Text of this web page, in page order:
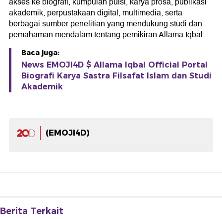
akademik, perpustakaan digital, multimedia, serta
berbagai sumber penelitian yang mendukung studi dan
pemahaman mendalam tentang pemikiran Allama Iqbal.
Baca juga:
News EMOJI4D $ Allama Iqbal Official Portal
Biografi Karya Sastra Filsafat Islam dan Studi
Akademik
(EMOJI4D)
Berita Terkait